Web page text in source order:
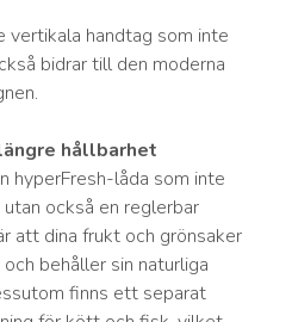
vertikala handtag som inte
bidrar till den moderna
hållbarhet
hyperFresh-låda som inte
också en reglerbar
att dina frukt och grönsaker
behåller sin naturliga
finns ett separat